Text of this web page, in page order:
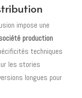
impose une
production
techniques
les stories
longues pour